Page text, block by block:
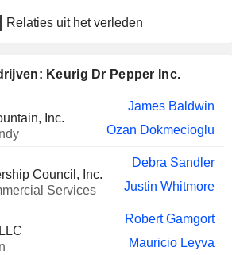
INBEV
Tom Farrah
Amie O'Toole
HOLDINGS
Steve Alexander
Margaret Newman
INC.
Pam Patsley
Juliette Hickman
Relaties uit het verleden
Keurig Dr Pepper Inc.
Inc.
James Baldwin
Ozan Dokmecioglu
Council, Inc.
Services
Debra Sandler
Justin Whitmore
Robert Gamgort
Mauricio Leyva